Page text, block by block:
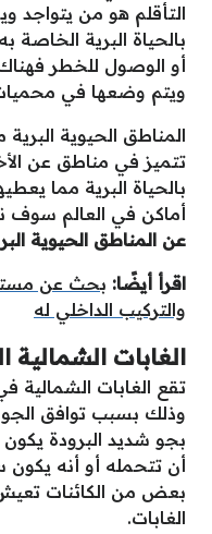
التأقلم هو من
بالحياة البرية
أو الوصول للخطر
ويتم وضعها في
المناطق الحيوية
تتميز في مناطق عن
بالحياة البرية مما
أماكن في العالم سوف
عن المناطق الحيوية
اقرأ أيضًا: بحث عن
والتركيب الداخلي له
الغابات الشمالية
تقع الغابات الشمالية
وذلك بسبب توافق
بجو شديد البرودة يكون
أن تتحمله أو أنه يكون
بعض من الكائنات
الغابات.